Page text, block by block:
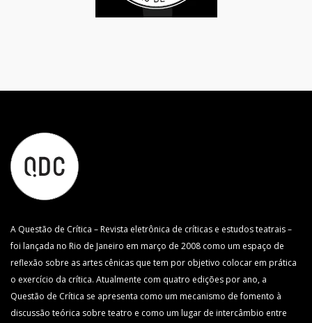
A Questão de Crítica – Revista eletrônica de críticas e estudos teatrais –
foi lançada no Rio de Janeiro em março de 2008 como um espaço de
reflexão sobre as artes cênicas que tem por objetivo colocar em prática
o exercício da crítica. Atualmente com quatro edições por ano, a
Questão de Crítica se apresenta como um mecanismo de fomento à
discussão teórica sobre teatro e como um lugar de intercâmbio entre